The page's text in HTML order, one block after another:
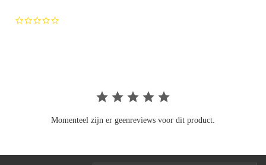
Momenteel zijn er geenreviews voor dit product.